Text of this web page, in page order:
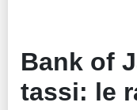
Bank of
tassi: le